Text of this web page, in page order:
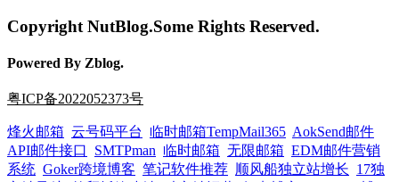
Copyright NutBlog.Some Rights Reserved.
Powered By Zblog.
粤ICP备2022052373号
烽火邮箱 云号码平台 临时邮箱TempMail365 AokSend邮件
API邮件接口
SMTPman 临时邮箱 无限邮箱 EDM邮件营销
系统 Goker跨境博客 笔记软件推荐 顺风船独立站增长 17独